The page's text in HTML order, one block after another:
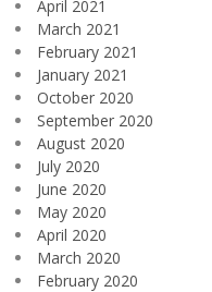
April 2021
March 2021
February 2021
January 2021
October 2020
September 2020
August 2020
July 2020
June 2020
May 2020
April 2020
March 2020
February 2020